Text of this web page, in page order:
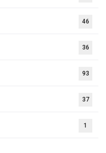
46
36
93
37
1